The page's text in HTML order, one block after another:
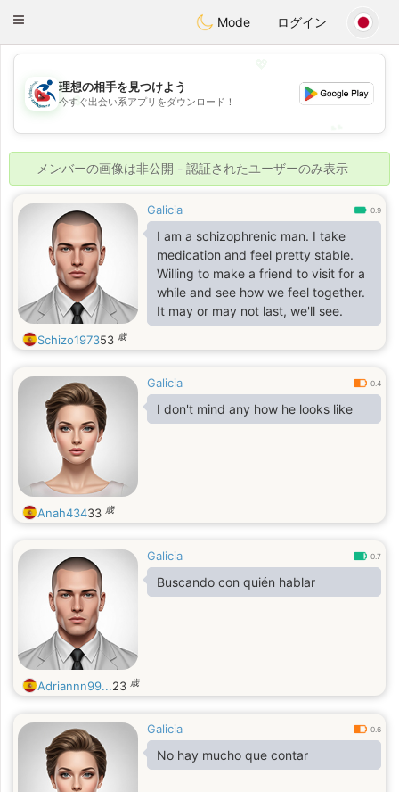
Handi Space
Toggle
Mode ログイン
💖
💕
理想の相手を見つけよう
今すぐ出会い系アプリをダウンロード！
メンバーの画像は非公開 - 認証されたユーザーのみ表示
Galicia 0.9
I am a schizophrenic man. I take
medication and feel pretty stable.
Willing to make a friend to visit for a
while and see how we feel together.
It may or may not last, we'll see.
Schizo197353 歳
Galicia 0.4
I don't mind any how he looks like
Anah43433 歳
Galicia 0.7
Buscando con quién hablar
Adriannn99...23 歳
Galicia 0.6
No hay mucho que contar